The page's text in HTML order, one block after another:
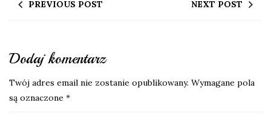
PREVIOUS POST NEXT POST
Dodaj komentarz
Twój adres email nie zostanie opublikowany. Wymagane pola
są oznaczone *